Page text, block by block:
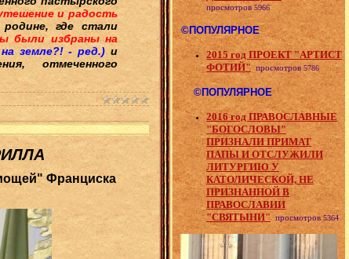
и радость
где стали
были избраны на
земле?! - ред.)и
отмеченного
Франциска
просмотров 5966
©ПОПУЛЯРНОЕ
2015 год ПРОЕКТ "АРТИСТ
ФОТИЙ" просмотров5786
©ПОПУЛЯРНОЕ
2016 год ПРАВОСЛАВНЫЕ
"БОГОСЛОВЫ"
ПРИЗНАЛИ ПРИМАТ
ПАПЫ И ОТСЛУЖИЛИ
ЛИТУРГИЮ У
КАТОЛИЧЕСКОЙ, НЕ
ПРИЗНАННОЙ В
ПРАВОСЛАВИИ
"СВЯТЫНИ"
просмотров5364